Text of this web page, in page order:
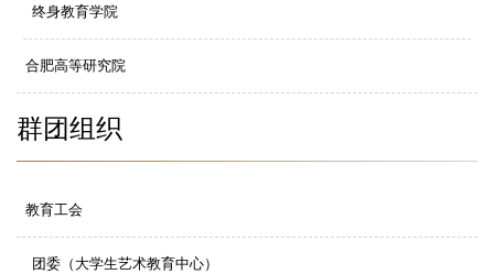
终身教育学院
合肥高等研究院
群团组织
教育工会
团委（大学生艺术教育中心）